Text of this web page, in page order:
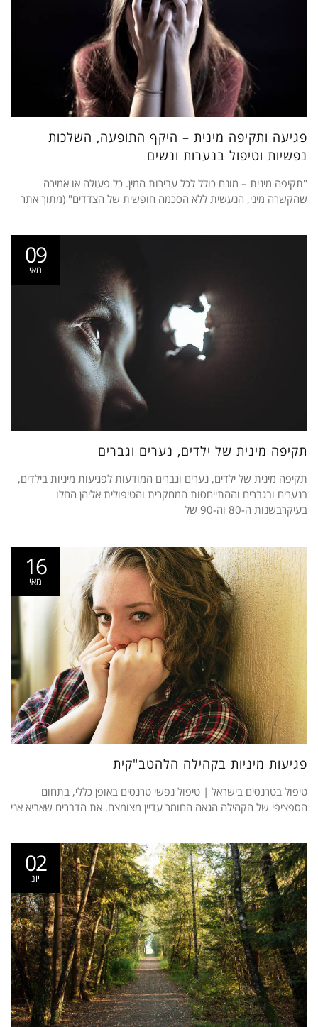
פגיעה ותקיפה מינית – היקף התופעה, השלכות
נפשיות וטיפול בנערות ונשים
"תקיפה מינית – מונח כולל לכל עבירות המין. כל פעולה או אמירה
שהקשרה מיני, הנעשית ללא הסכמה חופשית של הצדדים" (מתוך אתר
09
מאי
תקיפה מינית של ילדים, נערים וגברים
תקיפה מינית של ילדים, נערים וגברים המודעות לפגיעות מיניות בילדים,
בנערים ובגברים וההתייחסות המחקרית והטיפולית אליהן החלו
בעיקרבשנות ה-80 וה-90 של
16
מאי
פגיעות מיניות בקהילה הלהטב"קית
טיפול בטרנסים בישראל | טיפול נפשי טרנסים באופן כללי, בתחום
הספציפי של הקהילה הגאה החומר עדיין מצומצם. את הדברים שאביא אני
02
יונ